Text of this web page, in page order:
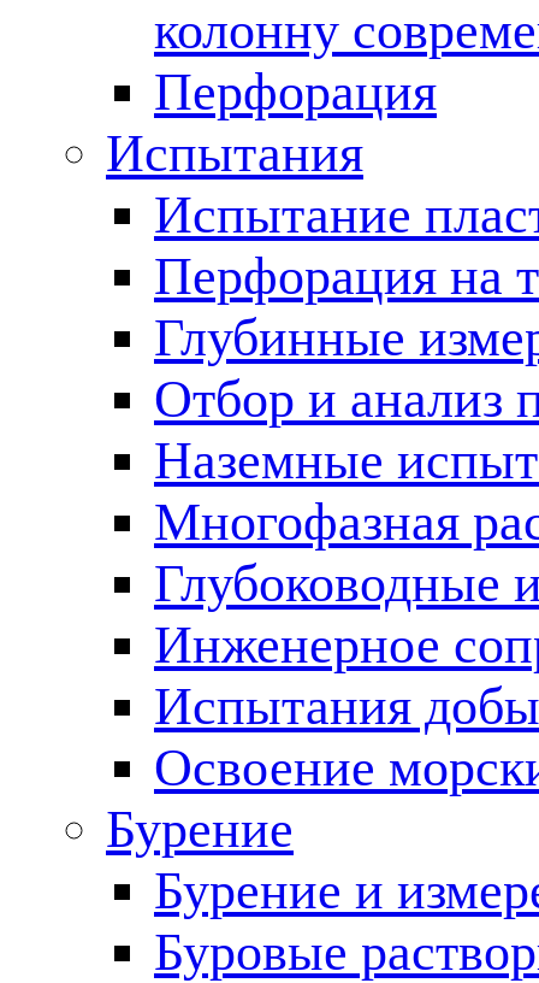
колонну
Перфорация
Испытания
Испытание
Перфорация на
Глубинные
Отбор и анализ
Наземные
Многофазная
Глубоководные
Инженерное
Испытания
Освоение
Бурение
Бурение и
Буровые